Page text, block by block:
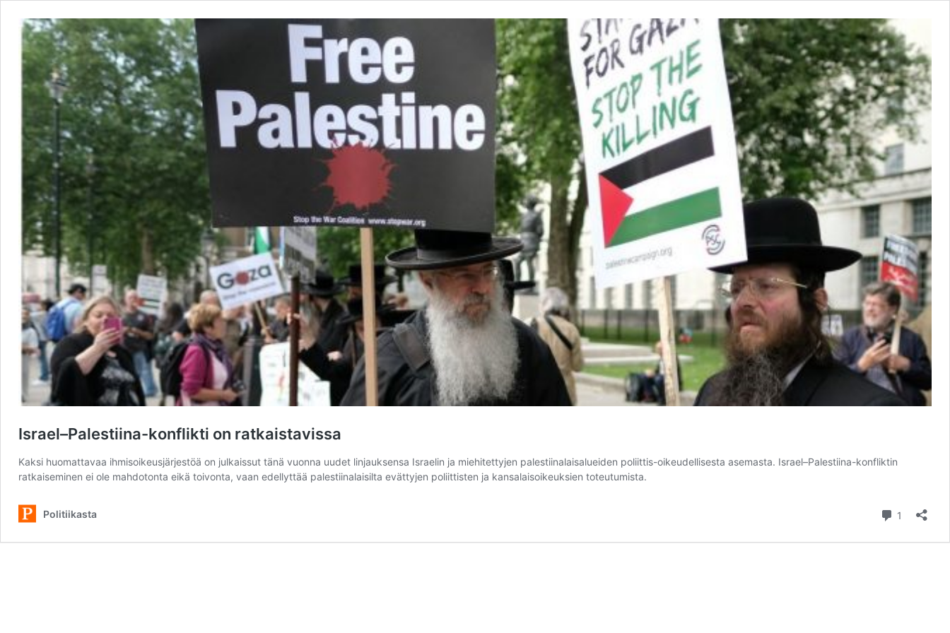
Israel–Palestiina-konflikti on ratkaistavissa
Kaksi huomattavaa ihmisoikeusjärjestöä on julkaissut tänä vuonna uudet linjauksensa Israelin ja miehitettyjen palestiinalaisalueiden poliittis-oikeudellisesta asemasta. Israel–Palestiina-konfliktin
ratkaiseminen ei ole mahdotonta eikä toivonta, vaan edellyttää palestiinalaisilta evättyjen poliittisten ja kansalaisoikeuksien toteutumista.
Politiikasta 1 kommentti